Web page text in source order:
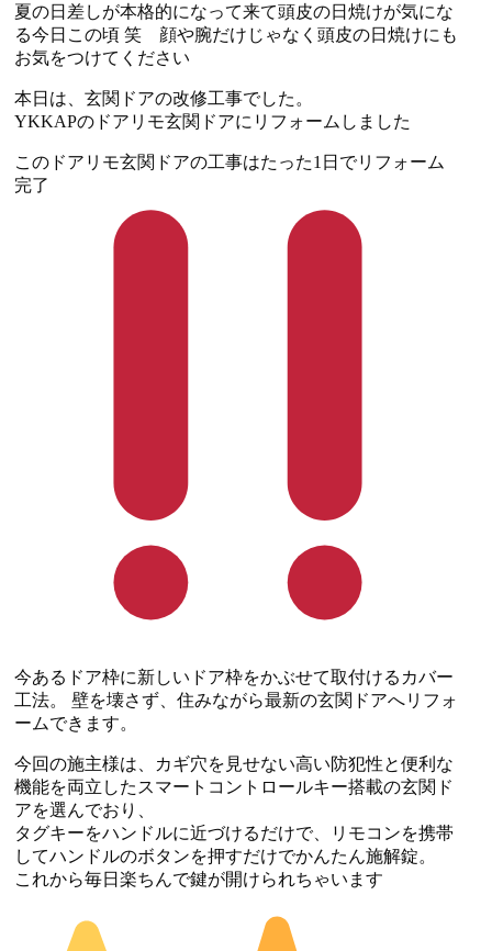
夏の日差しが本格的になって来て頭皮の日焼けが気にな
る今日この頃 笑 顔や腕だけじゃなく頭皮の日焼けにも
お気をつけてください
本日は、玄関ドアの改修工事でした。
YKKAPのドアリモ玄関ドアにリフォームしました
このドアリモ玄関ドアの工事はたった1日でリフォーム
完了
今あるドア枠に新しいドア枠をかぶせて取付けるカバー
工法。 壁を壊さず、住みながら最新の玄関ドアへリフォ
ームできます。
今回の施主様は、カギ穴を見せない高い防犯性と便利な
機能を両立したスマートコントロールキー搭載の玄関ド
アを選んでおり、
タグキーをハンドルに近づけるだけで、リモコンを携帯
してハンドルのボタンを押すだけでかんたん施解錠。
これから毎日楽ちんで鍵が開けられちゃいます